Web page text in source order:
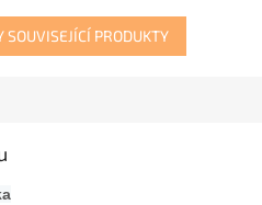
tóny maliny, gardénie a
kumarinu. Tato vůně je
PRODUKTY